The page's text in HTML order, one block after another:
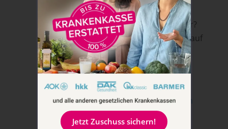
Nicole am 30. Juni 2022 um 0:33
Hallo, wo habt ihr denn den Toast her?
In andern Rezepten habt ihr geraten auf
Toast aus dem Supermarkt zu
verzichten.
Danke und liebe Grüße 💐
Antworten
Jetzt Zuschuss sichern!